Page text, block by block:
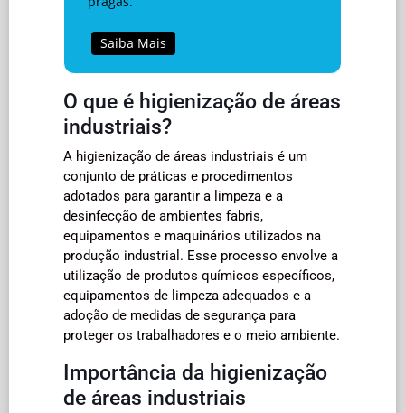
Saiba Mais
O que é higienização de áreas
industriais?
A higienização de áreas industriais é um
conjunto de práticas e procedimentos
adotados para garantir a limpeza e a
desinfecção de ambientes fabris,
equipamentos e maquinários utilizados na
produção industrial. Esse processo envolve a
utilização de produtos químicos específicos,
equipamentos de limpeza adequados e a
adoção de medidas de segurança para
proteger os trabalhadores e o meio ambiente.
Importância da higienização
de áreas industriais